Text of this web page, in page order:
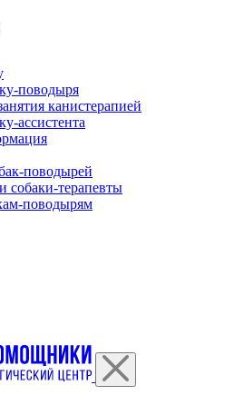
поводыря
канистерапией
ассистента
поводырей
собаки-терапевты
поводырям